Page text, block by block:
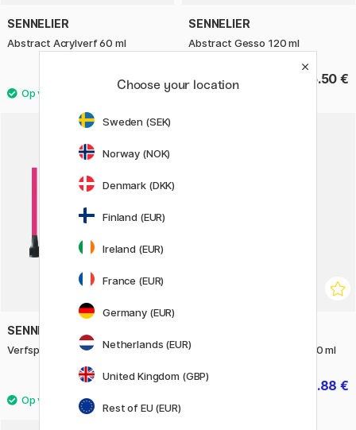
SENNELIER
Abstract Acrylverf 60 ml
3.90 €
SENNELIER
Abstract Gesso 120 ml
5.50 €
SENNELIER
Verfspuitmond Abstract 8-set
8.20 €
Abstract Gloss Medium 120 ml
6.88 €
Choose your location
Sweden (SEK)
Norway (NOK)
Denmark (DKK)
Finland (EUR)
Ireland (EUR)
France (EUR)
Germany (EUR)
Netherlands (EUR)
United Kingdom (GBP)
Rest of EU (EUR)